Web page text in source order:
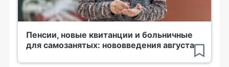
Пенсии, новые квитанции и больничные
для самозанятых: нововведения августа